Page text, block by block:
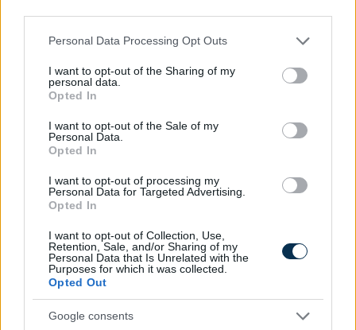
Please note that this website/app uses one or more Google
not limited to your visit or usage behaviour. You may click to
grant or deny consent to Google and its third-party tags to
use your data for below specified purposes in below Google
consent section.
Personal Data Processing Opt Outs
I want to opt-out of the Sharing of my
personal data.
Opted In
I want to opt-out of the Sale of my
Personal Data.
Opted In
I want to opt-out of processing my
Personal Data for Targeted Advertising.
Opted In
I want to opt-out of Collection, Use,
Retention, Sale, and/or Sharing of my
Personal Data that Is Unrelated with the
Purposes for which it was collected.
Opted Out
Google consents
Fix számokkal lottózol? Most megtudhatod, nyertél
KISZÁMOLOM!